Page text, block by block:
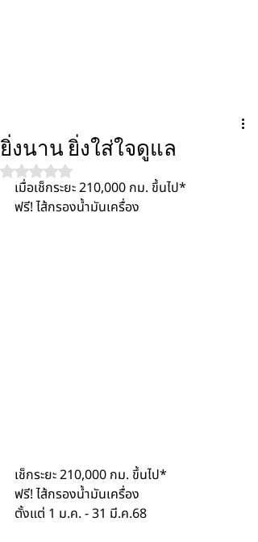
ยิ่งนาน ยิ่งใส่ใจดูแล
ได้รับ NaN เต็ม 5 ดาว
เมื่อเช็กระยะ 210,000 กม. ขึ้นไป*
ฟรี! ไส้กรองน้ำมันเครื่อง
เช็กระยะ 210,000 กม. ขึ้นไป*
ฟรี! ไส้กรองน้ำมันเครื่อง
ตั้งแต่ 1 ม.ค. - 31 มี.ค.68